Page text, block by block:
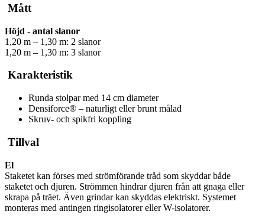
Mått
Höjd - antal slanor
1,20 m – 1,30 m: 2 slanor
1,20 m – 1,30 m: 3 slanor
Karakteristik
Runda stolpar med 14 cm diameter
Densiforce® – naturligt eller brunt målad
Skruv- och spikfri koppling
Tillval
El
Staketet kan förses med strömförande tråd som skyddar både
staketet och djuren. Strömmen hindrar djuren från att gnaga eller
skrapa på träet. Även grindar kan skyddas elektriskt. Systemet
monteras med antingen ringisolatorer eller W-isolatorer.